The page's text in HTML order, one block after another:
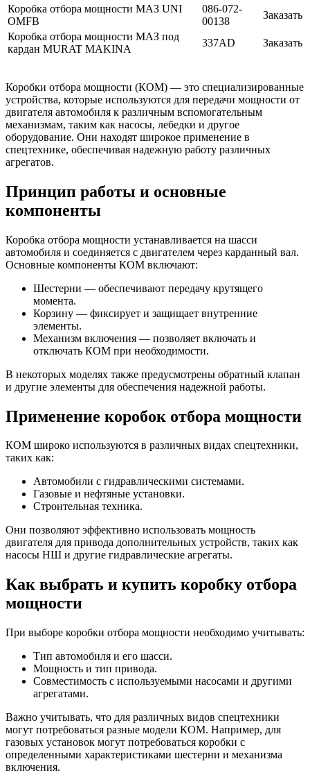
Коробка отбора мощности МАЗ UNI
OMFB
086-072-
00138
Заказать
Коробка отбора мощности МАЗ под
кардан MURAT MAKINA
337AD Заказать
Коробки отбора мощности (КОМ) — это специализированные
устройства, которые используются для передачи мощности от
двигателя автомобиля к различным вспомогательным
механизмам, таким как насосы, лебедки и другое
оборудование. Они находят широкое применение в
спецтехнике, обеспечивая надежную работу различных
агрегатов.
Принцип работы и основные
компоненты
Коробка отбора мощности устанавливается на шасси
автомобиля и соединяется с двигателем через карданный вал.
Основные компоненты КОМ включают:
Шестерни — обеспечивают передачу крутящего
момента.
Корзину — фиксирует и защищает внутренние
элементы.
Механизм включения — позволяет включать и
отключать КОМ при необходимости.
В некоторых моделях также предусмотрены обратный клапан
и другие элементы для обеспечения надежной работы.
Применение коробок отбора мощности
КОМ широко используются в различных видах спецтехники,
таких как:
Автомобили с гидравлическими системами.
Газовые и нефтяные установки.
Строительная техника.
Они позволяют эффективно использовать мощность
двигателя для привода дополнительных устройств, таких как
насосы НШ и другие гидравлические агрегаты.
Как выбрать и купить коробку отбора
мощности
При выборе коробки отбора мощности необходимо учитывать:
Тип автомобиля и его шасси.
Мощность и тип привода.
Совместимость с используемыми насосами и другими
агрегатами.
Важно учитывать, что для различных видов спецтехники
могут потребоваться разные модели КОМ. Например, для
газовых установок могут потребоваться коробки с
определенными характеристиками шестерни и механизма
включения.